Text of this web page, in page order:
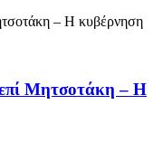
επί Μητσοτάκη – Η